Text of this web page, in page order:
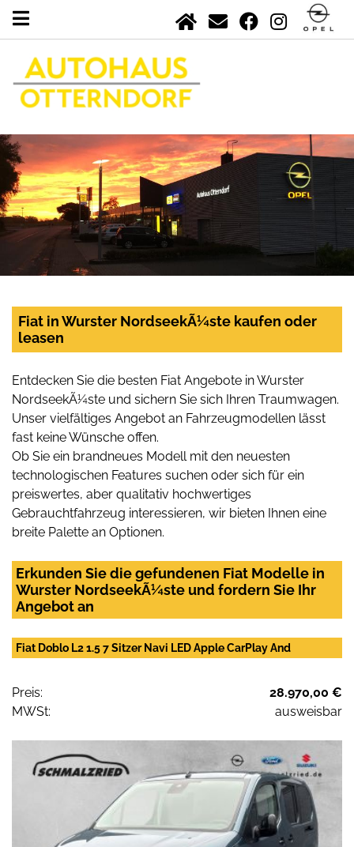
Fiat in Wurster NordseekÃ¼ste kaufen oder
leasen
Entdecken Sie die besten Fiat Angebote in Wurster
NordseekÃ¼ste und sichern Sie sich Ihren Traumwagen.
Unser vielfältiges Angebot an Fahrzeugmodellen lässt
fast keine Wünsche offen.
Ob Sie ein brandneues Modell mit den neuesten
technologischen Features suchen oder sich für ein
preiswertes, aber qualitativ hochwertiges
Gebrauchtfahrzeug interessieren, wir bieten Ihnen eine
breite Palette an Optionen.
Erkunden Sie die gefundenen Fiat Modelle in
Wurster NordseekÃ¼ste und fordern Sie Ihr
Angebot an
Fiat Doblo L2 1.5 7 Sitzer Navi LED Apple CarPlay And
Preis:
28.970,00 €
MWSt:
ausweisbar